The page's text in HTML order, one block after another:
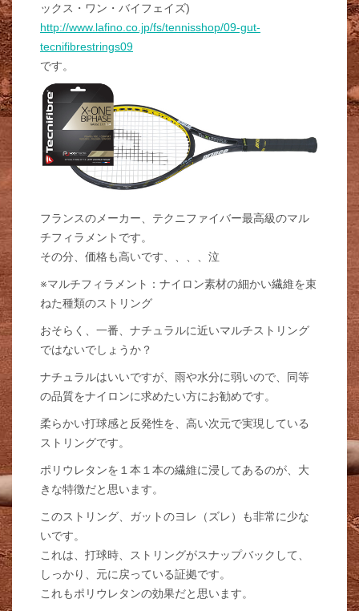
ックス・ワン・バイフェイズ)
http://www.lafino.co.jp/fs/tennisshop/09-gut-
tecnifibrestrings09
です。
フランスのメーカー、テクニファイバー最高級のマル
チフィラメントです。
その分、価格も高いです、、、、泣
※マルチフィラメント：ナイロン素材の細かい繊維を束
ねた種類のストリング
おそらく、一番、ナチュラルに近いマルチストリング
ではないでしょうか？
ナチュラルはいいですが、雨や水分に弱いので、同等
の品質をナイロンに求めたい方にお勧めです。
柔らかい打球感と反発性を、高い次元で実現している
ストリングです。
ポリウレタンを１本１本の繊維に浸してあるのが、大
きな特徴だと思います。
このストリング、ガットのヨレ（ズレ）も非常に少な
いです。
これは、打球時、ストリングがスナップバックして、
しっかり、元に戻っている証拠です。
これもポリウレタンの効果だと思います。